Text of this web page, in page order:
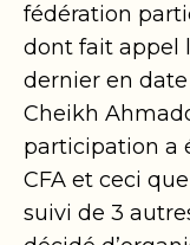
fédération
dont fait appel
dernier en
Cheikh
participation a
CFA et ceci
suivi de 3